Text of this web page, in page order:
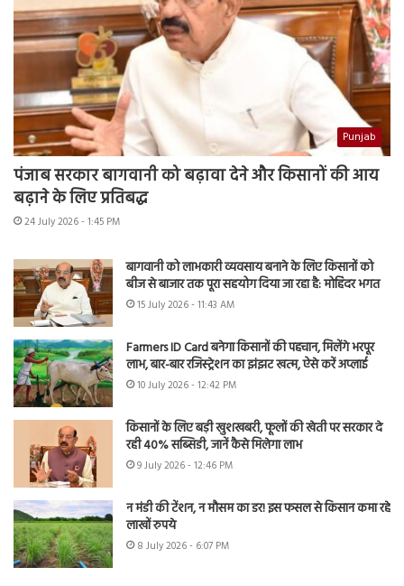
Punjab
पंजाब सरकार बागवानी को बढ़ावा देने और किसानों की आय
बढ़ाने के लिए प्रतिबद्ध
24 July 2026 - 1:45 PM
बागवानी को लाभकारी व्यवसाय बनाने के लिए किसानों को
बीज से बाजार तक पूरा सहयोग दिया जा रहा है: मोहिंदर भगत
15 July 2026 - 11:43 AM
Farmers ID Card बनेगा किसानों की पहचान, मिलेंगे भरपूर
लाभ, बार-बार रजिस्ट्रेशन का झंझट खत्म, ऐसे करें अप्लाई
10 July 2026 - 12:42 PM
किसानों के लिए बड़ी खुशखबरी, फूलों की खेती पर सरकार दे
रही 40% सब्सिडी, जानें कैसे मिलेगा लाभ
9 July 2026 - 12:46 PM
न मंडी की टेंशन, न मौसम का डर! इस फसल से किसान कमा रहे
लाखों रुपये
8 July 2026 - 6:07 PM